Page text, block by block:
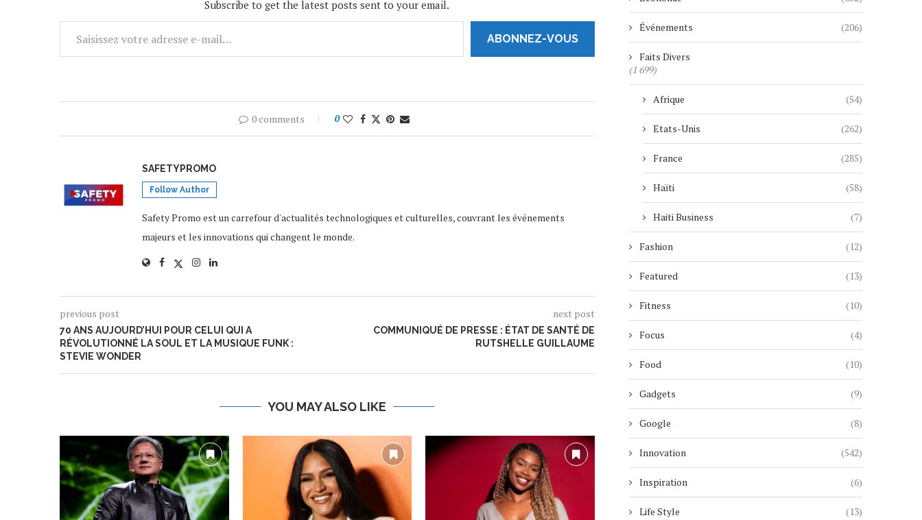
Subscribe to get the latest posts sent to your email.
ABONNEZ-VOUS
0 comments 0
SAFETYPROMO
Follow Author
Safety Promo est un carrefour d'actualités technologiques et culturelles, couvrant les événements
majeurs et les innovations qui changent le monde.
previous post
70 ANS AUJOURD’HUI POUR CELUI QUI A
RÉVOLUTIONNÉ LA SOUL ET LA MUSIQUE FUNK :
STEVIE WONDER
next post
COMMUNIQUÉ DE PRESSE : ÉTAT DE SANTÉ DE
RUTSHELLE GUILLAUME
YOU MAY ALSO LIKE
Événements (206)
Faits Divers
(1 699)
Afrique (54)
Etats-Unis (262)
France (285)
Haïti (58)
Haiti Business (7)
Fashion (12)
Featured (13)
Fitness (10)
Focus (4)
Food (10)
Gadgets (9)
Google (8)
Innovation (542)
Inspiration (6)
Life Style (13)